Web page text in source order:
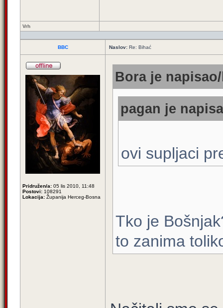
Vrh
BBC Naslov: Re: Bihać
Pridružen/a: 05 lis 2010, 11:48
Postovi: 108291
Lokacija: Županija Herceg-Bosna
Bora je
pagan je
ovi supljaci
Tko je
to zanima